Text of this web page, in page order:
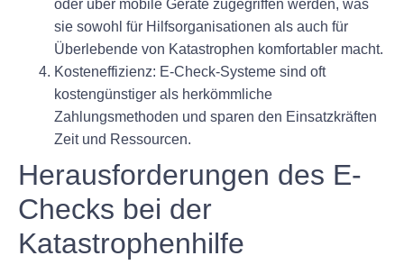
oder über mobile Geräte zugegriffen werden, was
sie sowohl für Hilfsorganisationen als auch für
Überlebende von Katastrophen komfortabler macht.
Kosteneffizienz: E-Check-Systeme sind oft
kostengünstiger als herkömmliche
Zahlungsmethoden und sparen den Einsatzkräften
Zeit und Ressourcen.
Herausforderungen des E-
Checks bei der
Katastrophenhilfe